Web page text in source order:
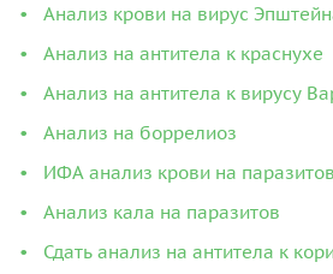
Анализ крови на вирус
Анализ на антитела к краснухе
Анализ на антитела к вирусу
Анализ на боррелиоз
ИФА анализ крови на паразитов
Анализ кала на паразитов
Сдать анализ на антитела к кори